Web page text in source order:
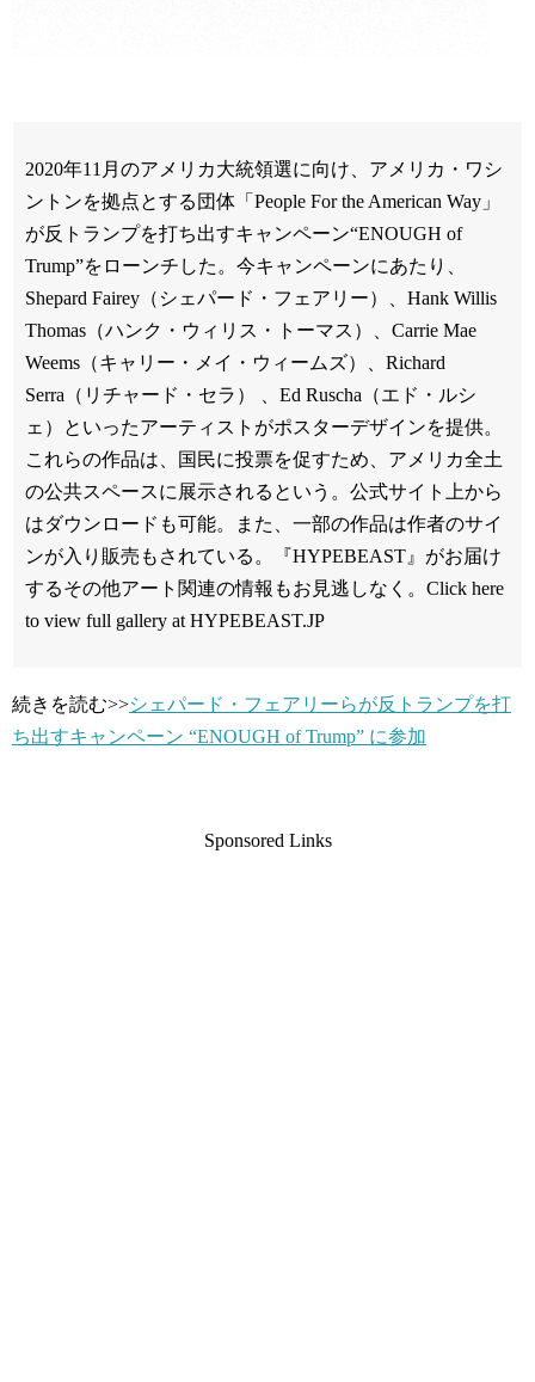
2020年11月のアメリカ大統領選に向け、アメリカ・ワシ
ントンを拠点とする団体「People For the American Way」
が反トランプを打ち出すキャンペーン“ENOUGH of
Trump”をローンチした。今キャンペーンにあたり、
Shepard Fairey（シェパード・フェアリー）、Hank Willis
Thomas（ハンク・ウィリス・トーマス）、Carrie Mae
Weems（キャリー・メイ・ウィームズ）、Richard
Serra（リチャード・セラ） 、Ed Ruscha（エド・ルシ
ェ）といったアーティストがポスターデザインを提供。
これらの作品は、国民に投票を促すため、アメリカ全土
の公共スペースに展示されるという。公式サイト上から
はダウンロードも可能。また、一部の作品は作者のサイ
ンが入り販売もされている。『HYPEBEAST』がお届け
するその他アート関連の情報もお見逃しなく。Click here
to view full gallery at HYPEBEAST.JP
続きを読む>>シェパード・フェアリーらが反トランプを打
ち出すキャンペーン “ENOUGH of Trump” に参加
Sponsored Links